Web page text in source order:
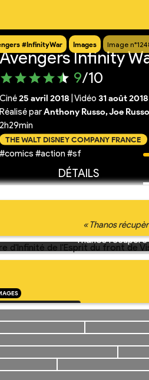
#InfinityWar Images Image
Avengers Infinity
9/10
Ciné25 avril 2018 Vidéo 31 août 2018
Réalisé parAnthony Russo, Joe Russo
2h29min
THE WALT DISNEY COMPANY FRANCE
#comics #action #sf
DÉTAILS
« Thanos
Thanos